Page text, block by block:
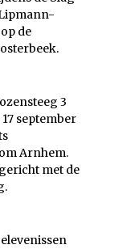
de
3
september
Arnhem.
met de